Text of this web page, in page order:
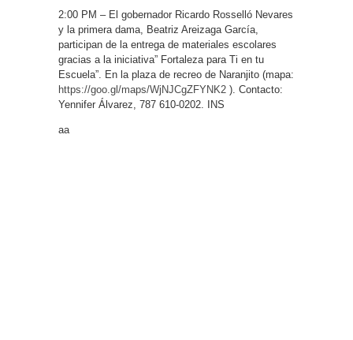
2:00 PM – El gobernador Ricardo Rosselló Nevares
y la primera dama, Beatriz Areizaga García,
participan de la entrega de materiales escolares
gracias a la iniciativa” Fortaleza para Ti en tu
Escuela”. En la plaza de recreo de Naranjito (mapa:
https://goo.gl/maps/WjNJCgZFYNK2 ). Contacto:
Yennifer Álvarez, 787 610-0202. INS
aa